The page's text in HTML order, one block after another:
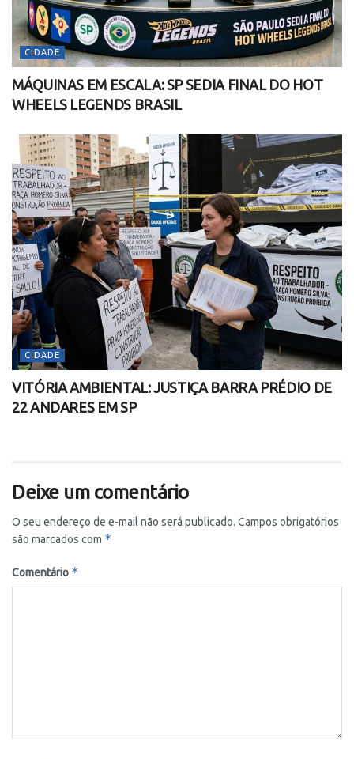
CIDADE
MÁQUINAS EM ESCALA: SP SEDIA FINAL DO HOT
WHEELS LEGENDS BRASIL
CIDADE
VITÓRIA AMBIENTAL: JUSTIÇA BARRA PRÉDIO DE
22 ANDARES EM SP
Deixe um comentário
O seu endereço de e-mail não será publicado. Campos obrigatórios
são marcados com *
Comentário *